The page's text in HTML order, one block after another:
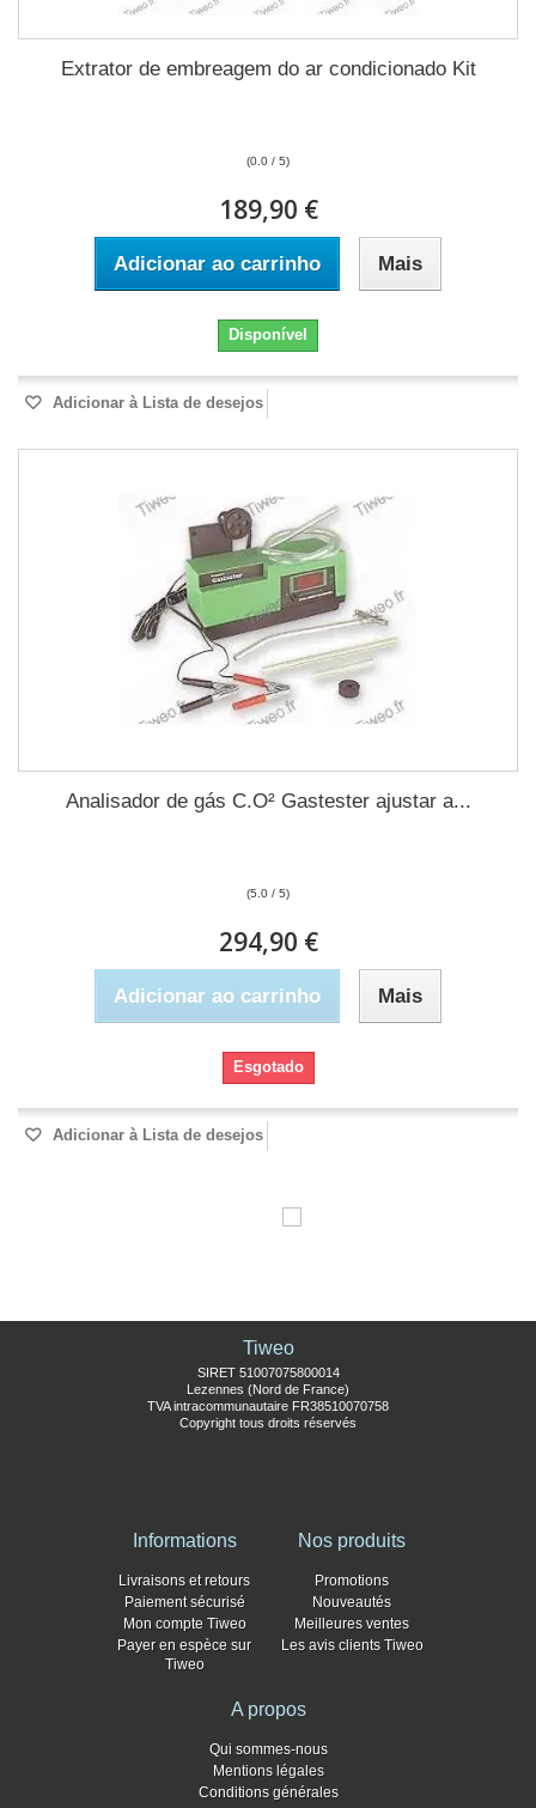
Extrator de embreagem do ar condicionado Kit
(0.0 / 5)
189,90 €
Adicionar ao carrinho Mais
Disponível
Adicionar à Lista de desejos
Analisador de gás C.O² Gastester ajustar a...
(5.0 / 5)
294,90 €
Adicionar ao carrinho Mais
Esgotado
Adicionar à Lista de desejos
Tiweo
SIRET 51007075800014
Lezennes (Nord de France)
TVA intracommunautaire FR38510070758
Copyright tous droits réservés
Informations
Livraisons et retours
Paiement sécurisé
Mon compte Tiweo
Payer en espèce sur
Tiweo
Nos produits
Promotions
Nouveautés
Meilleures ventes
Les avis clients Tiweo
A propos
Qui sommes-nous
Mentions légales
Conditions générales